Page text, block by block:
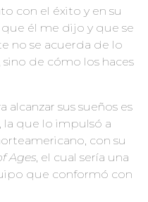
con el éxito y en su
él me dijo y que se
no se acuerda de lo
de cómo los haces
alcanzar sus sueños es
la que lo impulsó a
con su
Ages , el cual sería una
que conformó con